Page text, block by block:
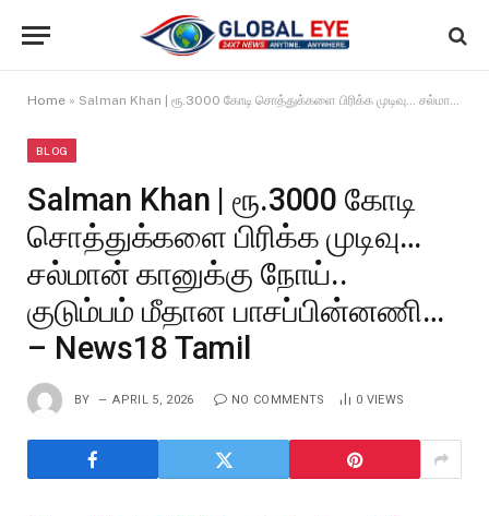
Home » Salman Khan | ரூ.3000 கோடி சொத்துக்களை பிரிக்க முடிவு… சல்மான் கானுக்கு நோய்.. குடும்பம் மீதான பாசப்பின்னணி… – News18 Tamil
BLOG
Salman Khan | ரூ.3000 கோடி
சொத்துக்களை பிரிக்க முடிவு…
சல்மான் கானுக்கு நோய்..
குடும்பம் மீதான பாசப்பின்னணி…
– News18 Tamil
BY APRIL 5, 2026 NO COMMENTS 0 VIEWS